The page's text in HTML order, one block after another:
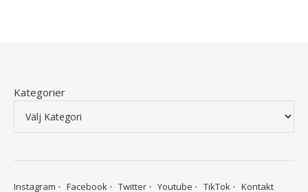
Kategorier
Instagram Facebook Twitter Youtube TikTok Kontakt